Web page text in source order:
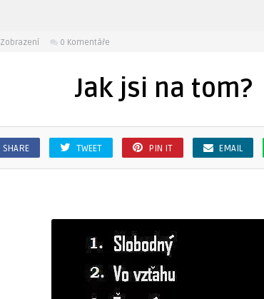
Zobrazení 0 Komentáře
Jak jsi na tom?
SHARE TWEET PIN IT EMAIL